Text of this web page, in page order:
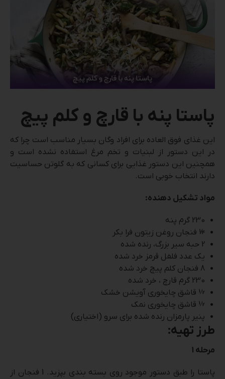
پاستا پنه با قارچ و کلم پیچ
این غذای فوق العاده برای افراد وگان بسیار مناسب است چرا که
در این دستور از لبنیات و تخم مرغ استفاده نشده است و
همچنین این دستور غذایی برای کسانی که به گلوتن حساسیت
دارند انتخاب خوبی است.
مواد تشکیل دهنده:
230 گرم پنه
¼ فنجان روغن زیتون فرا بکر
2 حبه سیر بزرگ، رنده شده
یک عدد فلفل قرمز خرد شده
8 فنجان کلم پیچ خرد شده
230 گرم قارچ ، خرد شده
½ قاشق چایخوری آویشن خشک
½ قاشق چایخوری نمک
پنیر پارمزان رنده شده برای سرو (اختیاری)
طرز تهیه:
مرحله 1
پاستا را طبق دستور موجود روی بسته بندی بپزید. 1 فنجان از